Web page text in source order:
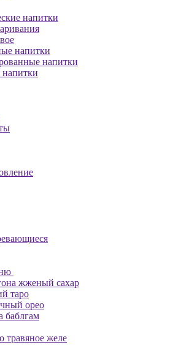
напитки
напитки
напитки
жженый сахар
таро
орео
баблгам
травяное желе